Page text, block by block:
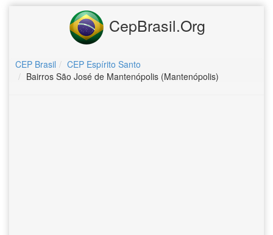
CepBrasil.Org
CEP Brasil
CEP Espírito Santo
Bairros São José de Mantenópolis (Mantenópolis)